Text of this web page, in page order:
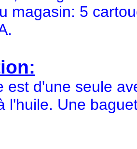
magasin: 5
est d'une seule
l'huile. Une